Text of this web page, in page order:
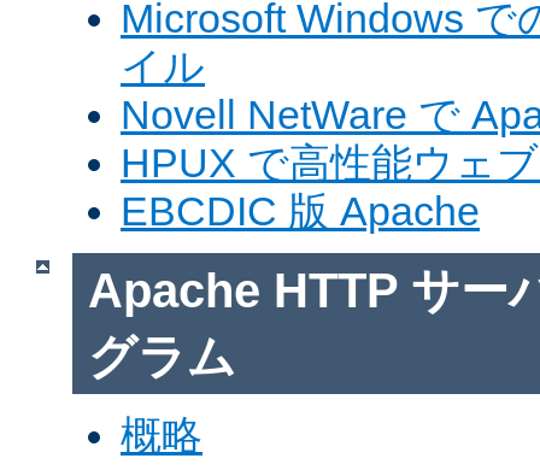
Microsoft Windows で
イル
Novell NetWare で
HPUX で高性能ウェ
EBCDIC 版 Apache
Apache HTTP サー
グラム
概略